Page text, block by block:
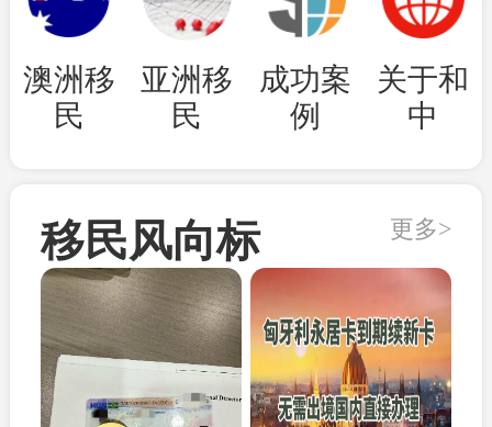
澳洲移
民
亚洲移
民
成功案
例
关于和
中
移民风向标 更多>